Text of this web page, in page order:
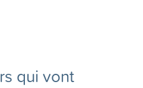
qui vont